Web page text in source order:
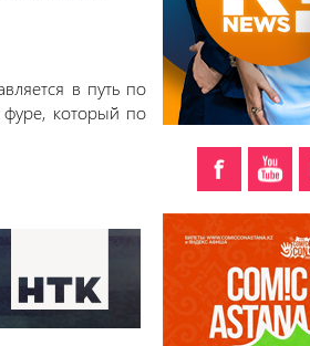
в путь по
фуре, который по